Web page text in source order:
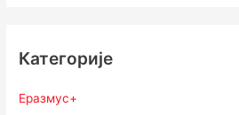
Категорије
Еразмус+